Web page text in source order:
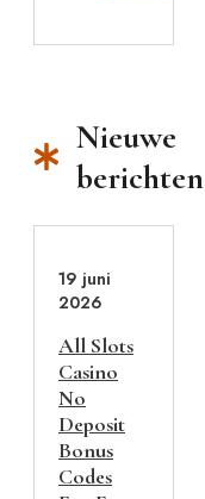
Nieuwe
berichten
19 juni
2026
All Slots
Casino
No
Deposit
Bonus
Codes